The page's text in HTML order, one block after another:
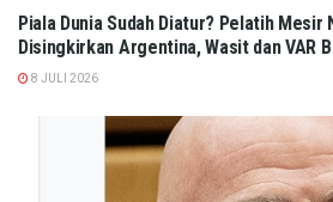
Piala Dunia Sudah Diatur? Pelatih Mesir
Disingkirkan Argentina, Wasit dan VAR
8 JULI 2026